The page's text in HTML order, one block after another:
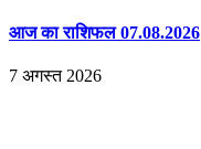
आज का राशिफल 07.08.2026
7 अगस्त 2026